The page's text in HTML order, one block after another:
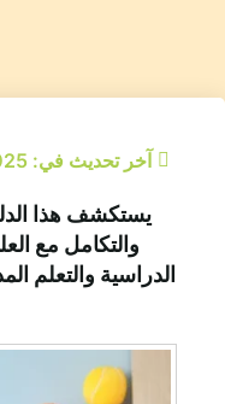
آخر تحديث في: 05/09/2025
يستكشف هذا
والتكامل مع
الدراسية والتعلم